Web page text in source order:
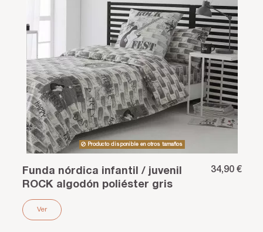
Producto disponible en otros tamaños
Funda nórdica infantil / juvenil
ROCK algodón poliéster gris
34,90 €
Ver